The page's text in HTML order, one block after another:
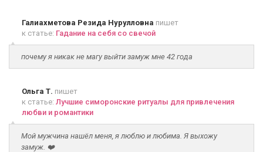
Галиахметова Резида Нурулловна пишет
к статье: Гадание на себя со свечой
почему я никак не магу выйти замуж мне 42 года
Ольга Т. пишет
к статье: Лучшие симоронские ритуалы для привлечения
любви и романтики
Мой мужчина нашёл меня, я люблю и любима. Я выхожу
замуж. ❤️